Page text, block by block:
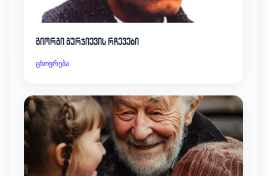
გიორგი გურჯიევის რჩევები
ცხოვრება